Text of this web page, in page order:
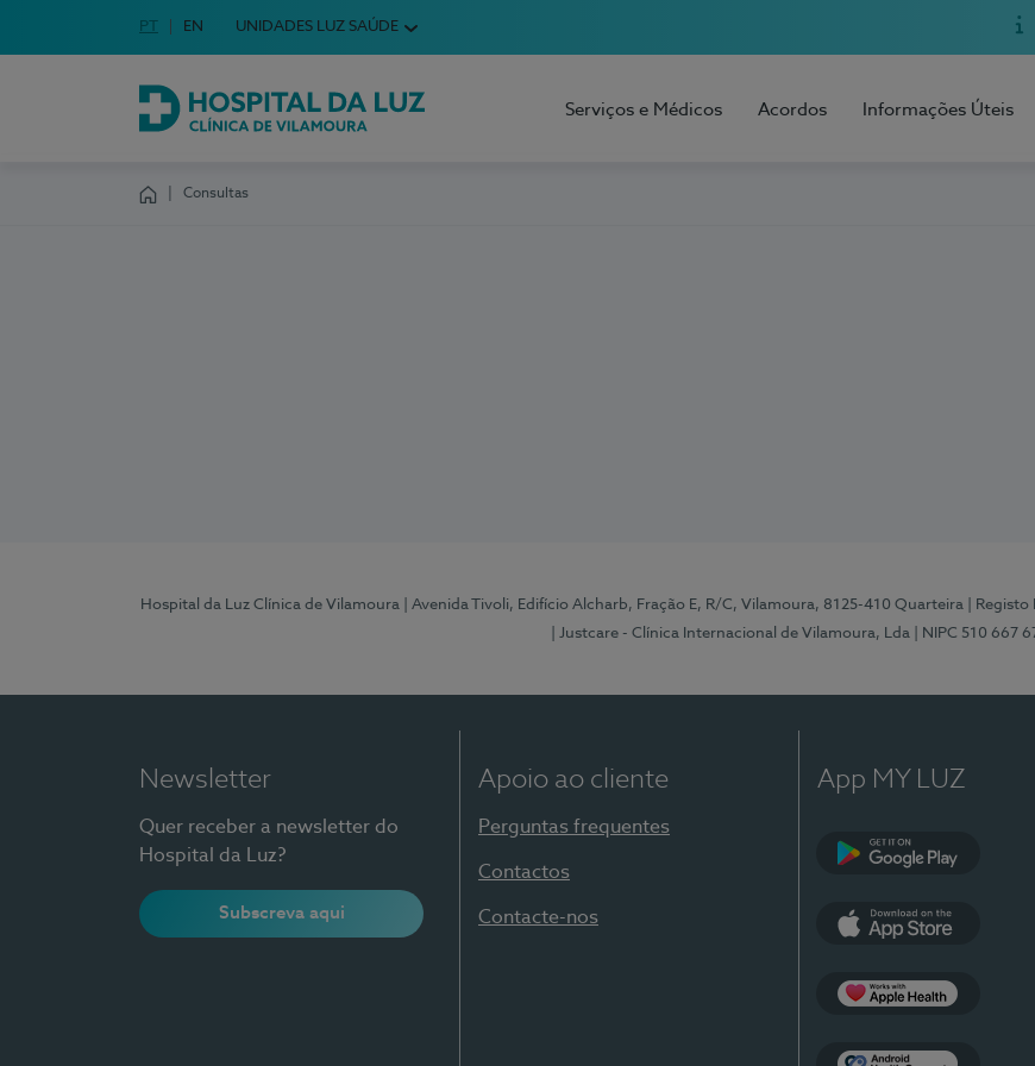
Escolha o seu idioma
Idioma em Português
PT English Language
EN UNIDADES LUZ SAÚDE
Hospital da Luz Clínica de Vilamoura
Serviços e Médicos Acordos Informações Úteis
Consultas
Hospital da Luz Clínica de Vilamoura | Avenida Tivoli, Edifício Alcharb, Fração E, R/C, Vilamoura, 8125-410 Quarteira | Registo
| Justcare - Clínica Internacional de Vilamoura, Lda
| NIPC 510 667
Newsletter
Quer receber a newsletter do
Hospital da Luz?
Subscreva aqui
Apoio ao cliente
Perguntas frequentes
Contactos
Contacte-nos
App MY LUZ